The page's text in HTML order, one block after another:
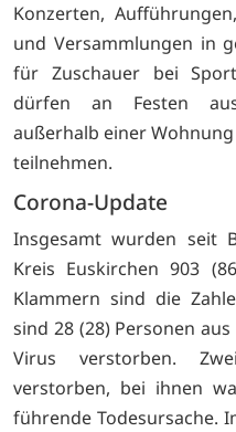
Konzerten,
und Versammlungen in
für Zuschauer bei
dürfen an Festen
außerhalb einer
teilnehmen.
Corona-Update
Insgesamt wurden seit
Kreis Euskirchen 903
Klammern sind die
sind 28 (28) Personen
Virus verstorben.
verstorben, bei ihnen
führende Todesursache.